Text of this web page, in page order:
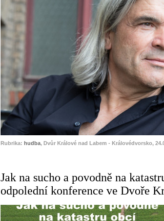
Rubrika: hudba, Dvůr Králové nad Labem - Královédvorsko,
Jak na sucho a povodně na
odpolední konference ve Dvoře